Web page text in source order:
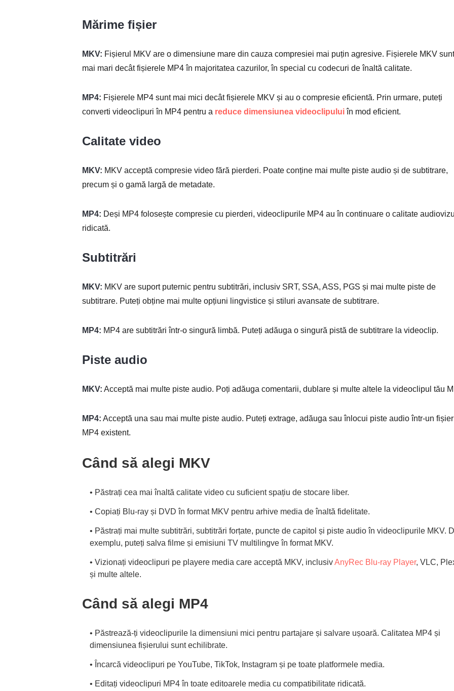
Mărime fișier
MKV: Fișierul MKV are o dimensiune mare din cauza compresiei mai puțin agresive. Fișierele MKV sunt
mai mari decât fișierele MP4 în majoritatea cazurilor, în special cu codecuri de înaltă calitate.
MP4: Fișierele MP4 sunt mai mici decât fișierele MKV și au o compresie eficientă. Prin urmare, puteți
converti videoclipuri în MP4 pentru a reduce dimensiunea videoclipuluiîn mod eficient.
Calitate video
MKV: MKV acceptă compresie video fără pierderi. Poate conține mai multe piste audio și de subtitrare,
precum și o gamă largă de metadate.
MP4: Deși MP4 folosește compresie cu pierderi, videoclipurile MP4 au în continuare o calitate
ridicată.
Subtitrări
MKV: MKV are suport puternic pentru subtitrări, inclusiv SRT, SSA, ASS, PGS și mai multe piste de
subtitrare. Puteți obține mai multe opțiuni lingvistice și stiluri avansate de subtitrare.
MP4: MP4 are subtitrări într-o singură limbă. Puteți adăuga o singură pistă de subtitrare la videoclip.
Piste audio
MKV: Acceptă mai multe piste audio. Poți adăuga comentarii, dublare și multe altele la videoclipul tău
MP4: Acceptă una sau mai multe piste audio. Puteți extrage, adăuga sau înlocui piste audio într-un fișier
MP4 existent.
Când să alegi MKV
• Păstrați cea mai înaltă calitate video cu suficient spațiu de stocare liber.
• Copiați Blu-ray și DVD în format MKV pentru arhive media de înaltă fidelitate.
• Păstrați mai multe subtitrări, subtitrări forțate, puncte de capitol și piste audio în videoclipurile MKV.
exemplu, puteți salva filme și emisiuni TV multilingve în format MKV.
• Vizionați videoclipuri pe playere media care acceptă MKV, inclusivAnyRec Blu-ray Player, VLC,
și multe altele.
Când să alegi MP4
• Păstrează-ți videoclipurile la dimensiuni mici pentru partajare și salvare ușoară. Calitatea MP4 și
dimensiunea fișierului sunt echilibrate.
• Încarcă videoclipuri pe YouTube, TikTok, Instagram și pe toate platformele media.
• Editați videoclipuri MP4 în toate editoarele media cu compatibilitate ridicată.